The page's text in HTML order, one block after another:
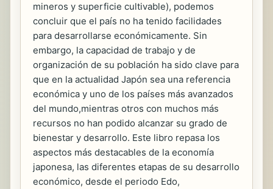
mineros y superficie cultivable), podemos
concluir que el país no ha tenido facilidades
para desarrollarse económicamente. Sin
embargo, la capacidad de trabajo y de
organización de su población ha sido clave para
que en la actualidad Japón sea una referencia
económica y uno de los países más avanzados
del mundo,mientras otros con muchos más
recursos no han podido alcanzar su grado de
bienestar y desarrollo. Este libro repasa los
aspectos más destacables de la economía
japonesa, las diferentes etapas de su desarrollo
económico, desde el periodo Edo,